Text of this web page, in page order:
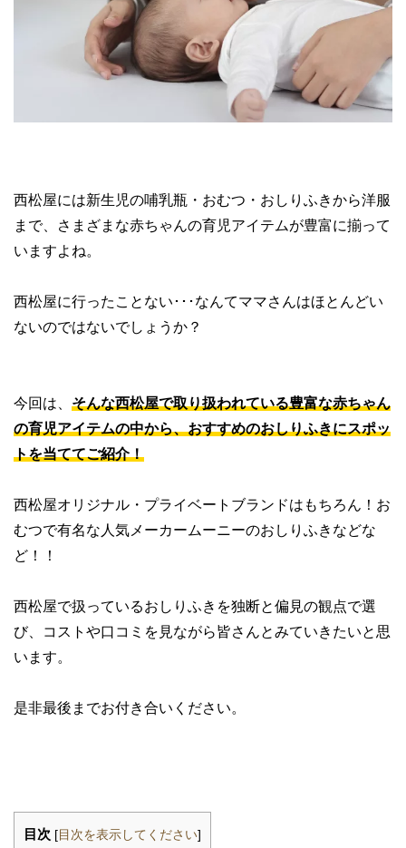
西松屋には新生児の哺乳瓶・おむつ・おしりふきから洋服
まで、さまざまな赤ちゃんの育児アイテムが豊富に揃って
いますよね。
西松屋に行ったことない･･･なんてママさんはほとんどい
ないのではないでしょうか？
今回は、 そんな西松屋で取り扱われている豊富な赤ちゃん
の育児アイテムの中から、おすすめのおしりふきにスポッ
トを当ててご紹介！
西松屋オリジナル・プライベートブランドはもちろん！お
むつで有名な人気メーカームーニーのおしりふきなどな
ど！！
西松屋で扱っているおしりふきを独断と偏見の観点で選
び、コストや口コミを見ながら皆さんとみていきたいと思
います。
是非最後までお付き合いください。
目次 [ 目次を表示してください]